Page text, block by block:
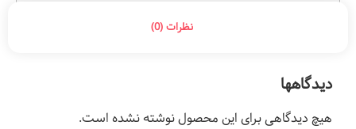
نظرات (0)
دیدگاهها
هیچ دیدگاهی برای این محصول نوشته نشده است.